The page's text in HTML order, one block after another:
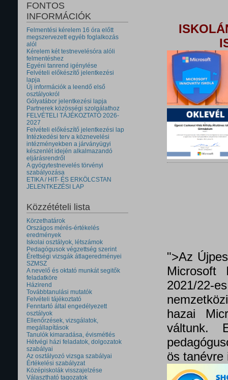
FONTOS
INFORMÁCIÓK
Felmentési kérelem 16 óra előtt
megszervezett egyéb foglalkozás
alól
Kérelem két testnevelésóra alóli
felmentéshez
Egyéni tanrend igénylése
Felvételi előkészítő jelentkezési
lapja
Új információk a leendő első
osztályokról
Gólyatábor jelentkezési lapja
Partnerek közösségi szolgálathoz
FELVÉTELI TÁJÉKOZTATÓ 2026-
2027
Felvételi előkészítő jelentkezési lap
Intézkedési terv a köznevelési
intézményekben a járványügyi
készenlét idején alkalmazandó
eljárásrendről
A gyógytestnevelés törvényi
szabályozása
ETIKA / HIT- ÉS ERKÖLCSTAN
JELENTKEZÉSI LAP
Közzétételi lista
Körzethatárok
Országos mérés-értékelés
eredmények
Iskolai osztályok, létszámok
Pedagógusok végzettség szerint
Érettségi vizsgák átlageredményei
SZMSZ
A nevelő és oktató munkát segitők
feladatköre
Házirend
Továbbtanulási mutatók
Felvételi tájékoztató
Fenntartó által engedélyezett
osztályok
Ellenőrzések, vizsgálatok,
megállapítások
Tanulók kimaradása, évismétlés
Hétvégi házi feladatok, dolgozatok
szabályai
Az osztályozó vizsga szabályai
Értékelési szabályzat
Középiskolák visszajelzése
Választható tagozatok
">Az
Microsoft
2021/
hazai
váltunk.
ös tanévre